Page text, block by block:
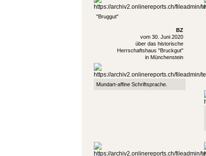
"Bruggut"
BZ
vom 30. Juni 2020
über das historische
Herrschaftshaus "Bruckgut"
in Münchenstein
Mundart-affine Schriftsprache.